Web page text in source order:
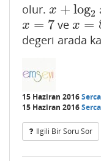
olur. x + log2
x+ log2x
x = 7
x= 7 vex =
x= 8
degeri arada
15 Haziran 2016
15 Haziran 2016
Ilgili Bir Soru Sor